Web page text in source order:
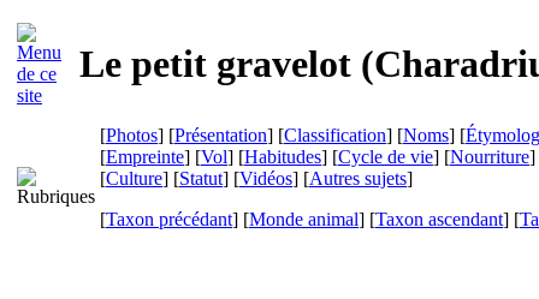
Le petit gravelot (
[Photos] [Présentation] [Classification] [Noms] [
[Empreinte] [Vol] [Habitudes] [Cycle de vie] [Nourriture]
[Culture] [Statut] [Vidéos] [Autres sujets]
[Taxon précédant] [Monde animal] [Taxon ascendant] [